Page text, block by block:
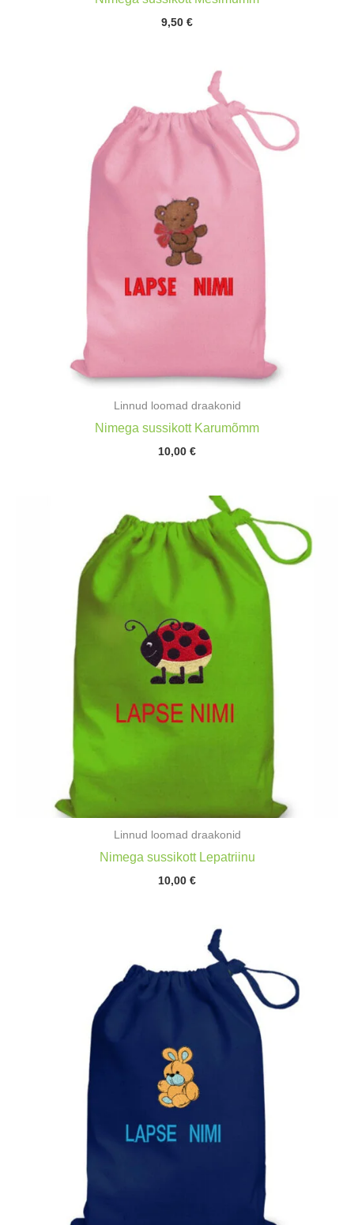
9,50 €
Linnud loomad draakonid
Nimega sussikott Karumõmm
10,00 €
Linnud loomad draakonid
Nimega sussikott Lepatriinu
10,00 €